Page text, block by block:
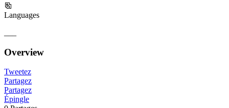
Languages
Overview
Tweetez
Partagez
Partagez
Épingle